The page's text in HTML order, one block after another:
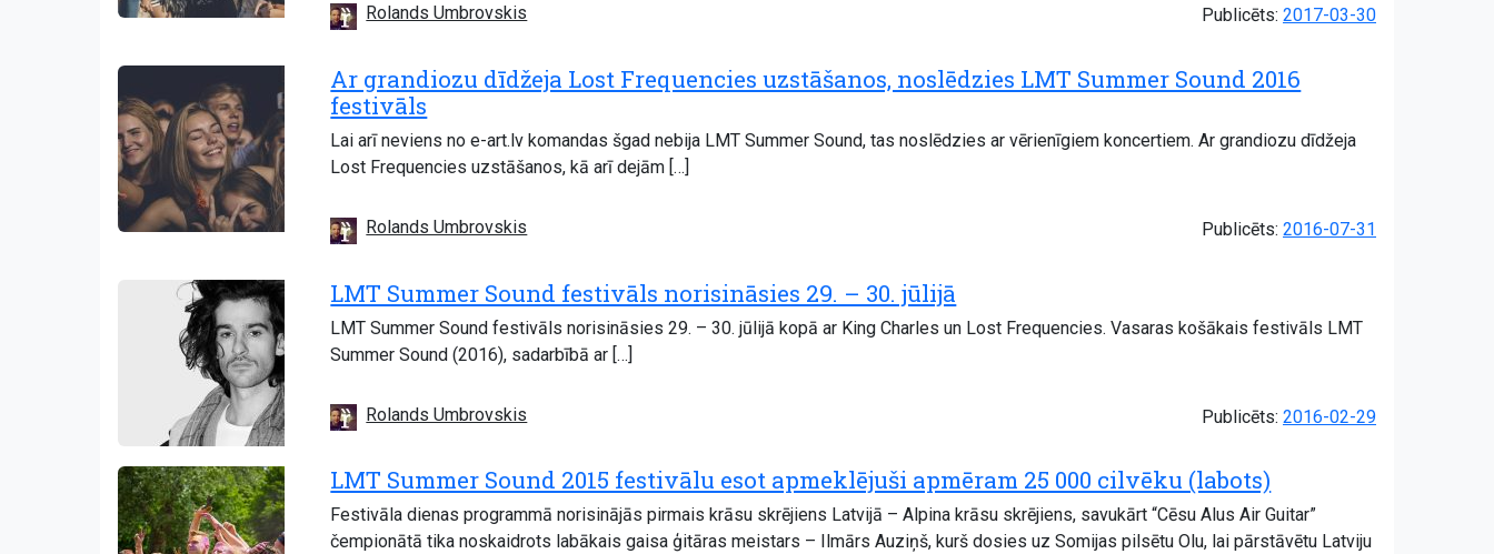
Rolands Umbrovskis Publicēts: 2017-03-30
Ar grandiozu dīdžeja Lost Frequencies uzstāšanos, noslēdzies LMT Summer Sound 2016
festivāls
Lai arī neviens no e-art.lv komandas šgad nebija LMT Summer Sound, tas noslēdzies ar vērienīgiem koncertiem. Ar grandiozu dīdžeja
Lost Frequencies uzstāšanos, kā arī dejām […]
Rolands Umbrovskis Publicēts: 2016-07-31
LMT Summer Sound festivāls norisināsies 29. – 30. jūlijā
LMT Summer Sound festivāls norisināsies 29. – 30. jūlijā kopā ar King Charles un Lost Frequencies. Vasaras košākais festivāls LMT
Summer Sound (2016), sadarbībā ar […]
Rolands Umbrovskis Publicēts: 2016-02-29
LMT Summer Sound 2015 festivālu esot apmeklējuši apmēram 25 000 cilvēku (labots)
Festivāla dienas programmā norisinājās pirmais krāsu skrējiens Latvijā – Alpina krāsu skrējiens, savukārt “Cēsu Alus Air Guitar”
čempionātā tika noskaidrots labākais gaisa ģitāras meistars – Ilmārs Auziņš, kurš dosies uz Somijas pilsētu Olu, lai pārstāvētu Latviju